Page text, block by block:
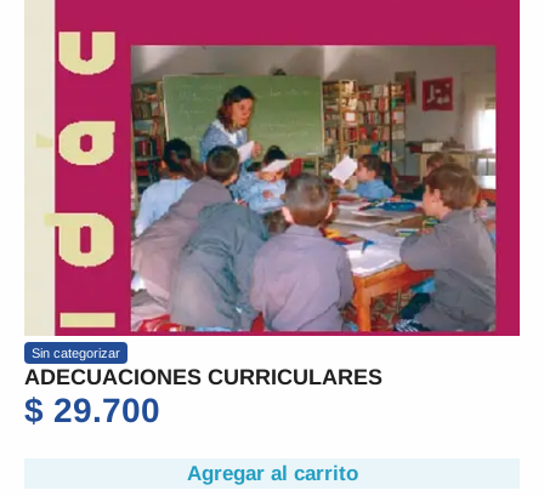
Sin categorizar
ADECUACIONES CURRICULARES
$ 29.700
Agregar al carrito